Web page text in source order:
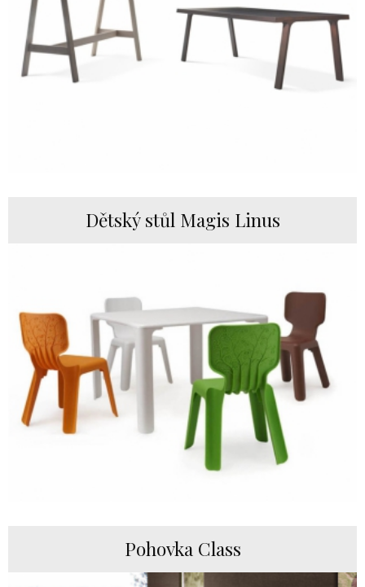
Dětský stůl Magis Linus
Pohovka Class